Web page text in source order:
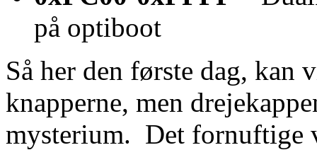
på optiboot
Så her den første dag,
knapperne, men
mysterium. Det fornuftige